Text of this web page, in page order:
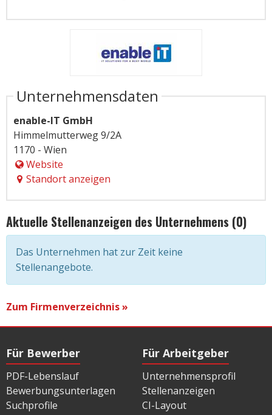
Unternehmensdaten
enable-IT GmbH
Himmelmutterweg 9/2A
1170 - Wien
Website
Standort anzeigen
Aktuelle Stellenanzeigen des Unternehmens (0)
Das Unternehmen hat zur Zeit keine
Stellenangebote.
Zum Firmenverzeichnis »
Für Bewerber
PDF-Lebenslauf
Bewerbungsunterlagen
Suchprofile
Für Arbeitgeber
Unternehmensprofil
Stellenanzeigen
CI-Layout